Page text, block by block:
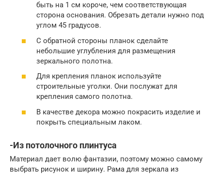
быть на 1 см короче, чем соответствующая
сторона основания. Обрезать детали нужно под
углом 45 градусов.
С обратной стороны планок сделайте
небольшие углубления для размещения
зеркального полотна.
Для крепления планок используйте
строительные уголки. Они послужат для
крепления самого полотна.
В качестве декора можно покрасить изделие и
покрыть специальным лаком.
-Из потолочного плинтуса
Материал дает волю фантазии, поэтому можно самому
выбрать рисунок и ширину. Рама для зеркала из